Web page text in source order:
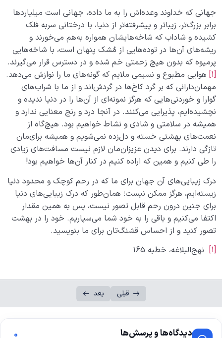
جهانی که خداوند وعده‌اش را به ما داده، جهانی است میلیاردها
برابر بزرگ‌تر، زیباتر و پیشرفته‌تر از دنیا، با درختانی سربه فلک
کشیده و شاداب که شاخه‌هایشان همواره به‌هم می‌خورند و
ریشه‌های آن‌ها در توده‌هایی از مُشک پنهان است، با شاخه‌هایی
پرمیوه که بدون هیچ زحمتی خم شده و در دسترس قرار می‌گیرند.
[1]
هوایی مطبوع و نسیمی ملایم که گونه‌های ما را نوازش می‌دهد.
مهمان‌دارانی که بر گرد کاخ‌ها در گردش‌اند و از ما با شراب‌های
گوارا و خوردنی‌هایی که هرگز نمونه‌ای از آن‌ها را در دنیا ندیده و
نچشیده‌ایم، پذیرایی می‌کنند. در آنجا درد و رنج معنایی ندارد و
همیشه در سلامتی و شادی و نشاط خواهیم بود. هیچ‌‌گاه از
نعمت‌های بهشتی خسته و دل‌زده نمی‌شویم و همیشه برای‌مان
تازگی دارند. برای دیدن عزیزان‌مان لازم نیست مسافت‌های زیادی
را طی کنیم و همین که اراده کنیم در کنار آن‌ها خواهیم بود!
درک زیبایی‌های آن جهان برای ما که در رحم کوچک و محدود دنیا
زیسته‌ایم، هرگز ممکن نیست؛ همان‌طور که درک زیبایی‌های دنیا
برای جنین درون رحم قابل تصور نیست، پس به همین مقدار
اکتفا می‌کنیم و باقی را به خود شما می‌سپاریم. خود را در بهشت
تصور کنید و از احساس قشنگ‌تان برای ما بنویسید.
[1]
نهج‌البلاغه، خطبه 165
قبلی بعد
دیدگاه‌ها و پرسش‌ها 0